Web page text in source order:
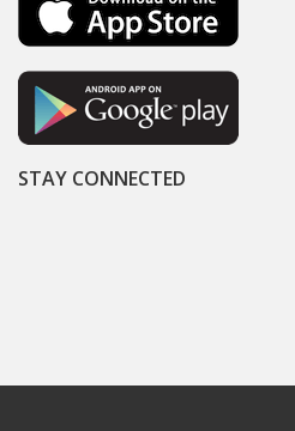
STAY CONNECTED